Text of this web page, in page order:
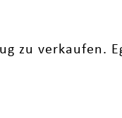
zu verkaufen.